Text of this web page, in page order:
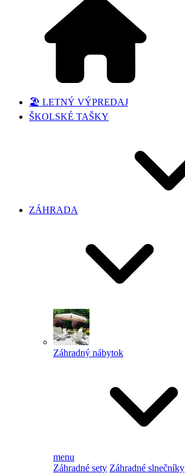
🏖️ LETNÝ VÝPREDAJ
ŠKOLSKÉ TAŠKY
ZÁHRADA
Záhradný nábytok
menu
Záhradné sety Záhradné slnečníky